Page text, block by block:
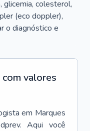
glicemia, colesterol,
(eco doppler),
o diagnóstico e
valores
em Marques
Aqui você